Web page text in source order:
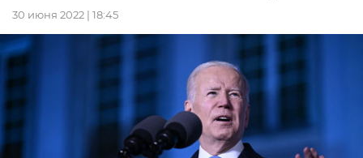
30 июня 2022 | 18:45